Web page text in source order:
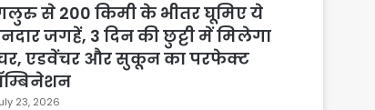
से 200 किमी के भीतर घूमिए ये
जगहें, 3 दिन की छुट्टी में मिलेगा
एडवेंचर और सुकून का परफेक्ट
23, 2026